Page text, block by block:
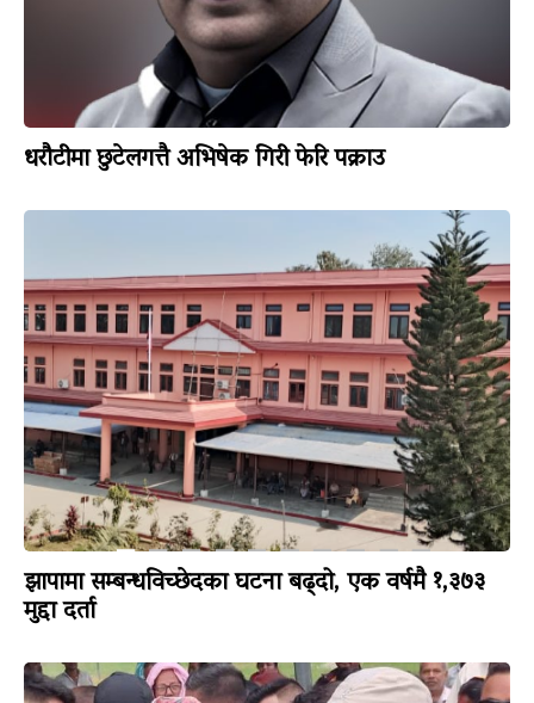
धरौटीमा छुटेलगत्तै अभिषेक गिरी फेरि पक्राउ
झापामा सम्बन्धविच्छेदका घटना बढ्दो, एक वर्षमै १,३७३
मुद्दा दर्ता